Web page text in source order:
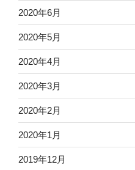
2020年6月
2020年5月
2020年4月
2020年3月
2020年2月
2020年1月
2019年12月